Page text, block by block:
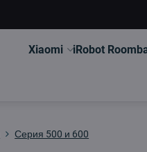
Xiaomi iRobot
Серия 500 и 600